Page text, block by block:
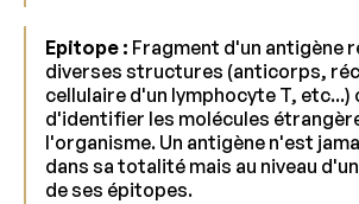
Epitope : Fragment d'un antigène
diverses structures (anticorps,
cellulaire d'un lymphocyte T, etc...)
d'identifier les molécules
l'organisme. Un antigène n'est
dans sa totalité mais au niveau
de ses épitopes.